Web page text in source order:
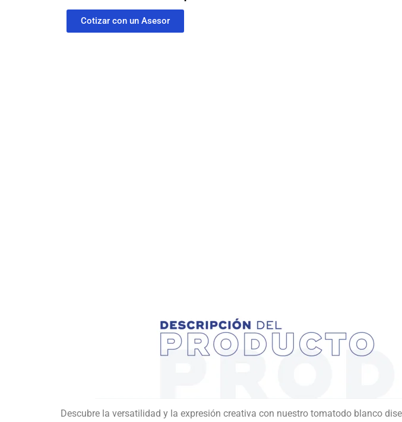
Cotizar con un Asesor
Descubre la versatilidad y la expresión creativa con nuestro tomatodo blanco